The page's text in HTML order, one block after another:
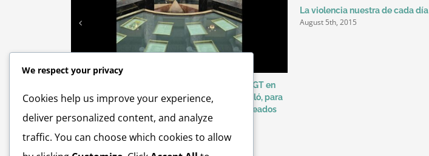
Radicado el Proyecto de la Cámara 883, por UGT en
colaboración con Rep. Gabriel Rodríguez Aguiló, para
devolver los 30 días de vacaciones a los empleados
del sector de la salud.
September 30th, 2025
La violencia nuestra de cada día
August 5th, 2015
We respect your privacy
Cookies help us improve your experience,
deliver personalized content, and analyze
traffic. You can choose which cookies to allow